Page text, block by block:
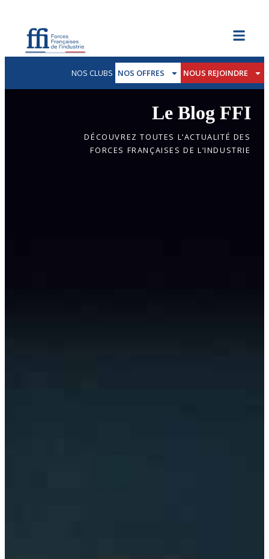
NOS CLUBS NOS OFFRES NOUS REJOINDRE
Le Blog FFI
DÉCOUVREZ TOUTES L’ACTUALITÉ DES
FORCES FRANÇAISES DE L’INDUSTRIE